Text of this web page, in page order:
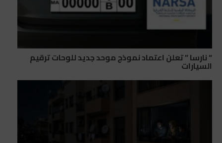
“ نارسا ” تعلن اعتماد نموذج موحد جديد للوحات ترقيم
السيارات